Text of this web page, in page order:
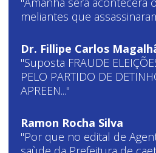
meliantes que
Dr. Fillipe Carlos
"Suposta FRAUDE
PELO PARTIDO DE
APREEN..."
Ramon Rocha Silva
"Por que no edital de